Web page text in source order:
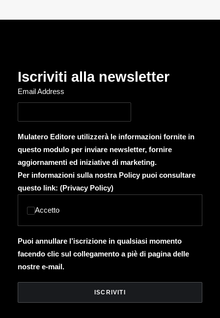
Iscriviti alla newsletter
Email Address
Mulatero Editore utilizzerà le informazioni fornite in
questo modulo per inviare newsletter, fornire
aggiornamenti ed iniziative di marketing.
Per informazioni sulla nostra Policy puoi consultare
questo link: (Privacy Policy)
Accetto
Puoi annullare l’iscrizione in qualsiasi momento
facendo clic sul collegamento a piè di pagina delle
nostre e-mail.